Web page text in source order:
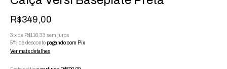
R$349,00
3 xde R$116,33 sem juros
5% de desconto pagando com Pix
Ver mais detalhes